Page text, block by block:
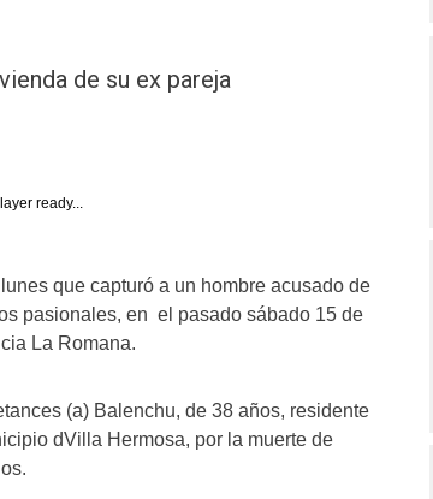
de su ex pareja
ready...
que capturó a un hombre acusado de
pasionales, en el pasado sábado 15 de
La Romana.
(a) Balenchu, de 38 años, residente
dVilla Hermosa, por la muerte de